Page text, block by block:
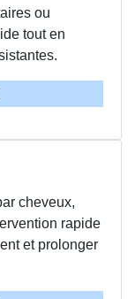
ou
tout en
cheveux,
rapide
et prolonger